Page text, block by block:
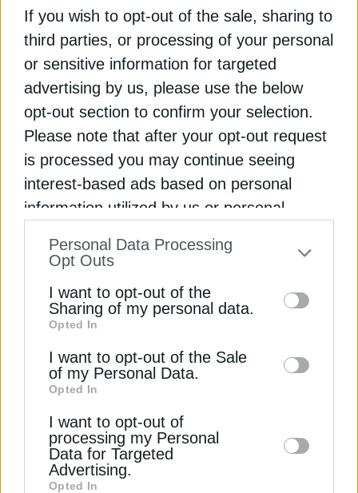
If you wish to opt-out of the sale, sharing to
third parties, or processing of your personal
or sensitive information for targeted
advertising by us, please use the below
opt-out section to confirm your selection.
Please note that after your opt-out request
is processed you may continue seeing
interest-based ads based on personal
information utilized by us or personal
to your opt-out. You may separately opt-out
information by third parties on the IAB’s list
of downstream participants. This
information may also be disclosed by us to
third parties on theIAB’s List of
Downstream Participants
disclose it to other third parties.
Personal Data Processing
Opt Outs
I want to opt-out of the
Sharing of my personal data.
Opted In
I want to opt-out of the Sale
of my Personal Data.
Opted In
I want to opt-out of
processing my Personal
Data for Targeted
Advertising.
Opted In
Η Τουρκία συσφίγγει τους ενεργειακούς
δεσμούς με Βουλγαρία και Ρουμανία
AKTOR και ΤΕΡΝΑ χτίζουν τα πρώτα
φωτοβολταϊκά της ΔΕΠΑ Εμπορίας
Metlen: Πώς “ελληνοποιεί” την κατασκευή
τεθωρακισμένων στον Βόλο
ΟΥΡΑΝΙΟ ΡΟΥΜΑΝΙΑ
ΔΕΊΤΕ ΕΠΊΣΗΣ